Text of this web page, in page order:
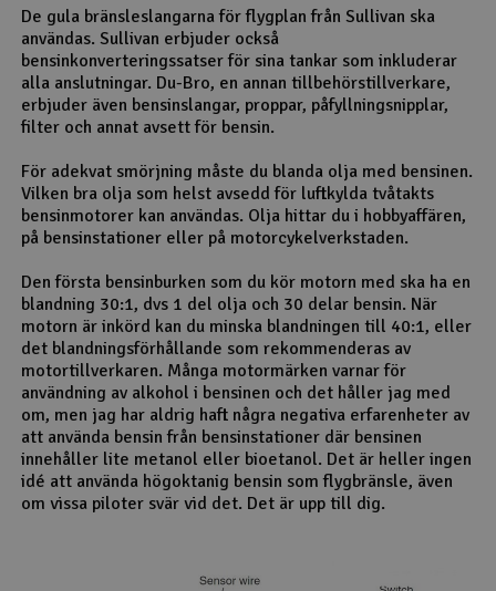
De gula bränsleslangarna för flygplan från Sullivan ska
användas. Sullivan erbjuder också
bensinkonverteringssatser för sina tankar som inkluderar
alla anslutningar. Du-Bro, en annan tillbehörstillverkare,
erbjuder även bensinslangar, proppar, påfyllningsnipplar,
filter och annat avsett för bensin.
För adekvat smörjning måste du blanda olja med bensinen.
Vilken bra olja som helst avsedd för luftkylda tvåtakts
bensinmotorer kan användas. Olja hittar du i hobbyaffären,
på bensinstationer eller på motorcykelverkstaden.
Den första bensinburken som du kör motorn med ska ha en
blandning 30:1, dvs 1 del olja och 30 delar bensin. När
motorn är inkörd kan du minska blandningen till 40:1, eller
det blandningsförhållande som rekommenderas av
motortillverkaren. Många motormärken varnar för
användning av alkohol i bensinen och det håller jag med
om, men jag har aldrig haft några negativa erfarenheter av
att använda bensin från bensinstationer där bensinen
innehåller lite metanol eller bioetanol. Det är heller ingen
idé att använda högoktanig bensin som flygbränsle, även
om vissa piloter svär vid det. Det är upp till dig.